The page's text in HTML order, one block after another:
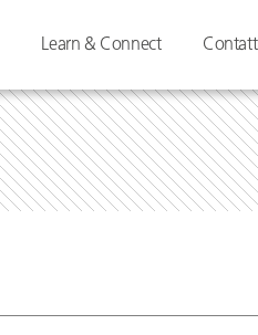
Learn & Connect